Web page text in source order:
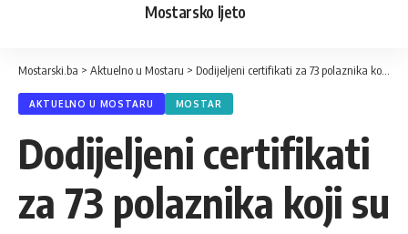
Mostarsko ljeto
Mostarski.ba > Aktuelno u Mostaru > Dodijeljeni certifikati za 73 polaznika koji su završili obuku nadzora i analize rizika
AKTUELNO U MOSTARU MOSTAR
Dodijeljeni certifikati
za 73 polaznika koji su